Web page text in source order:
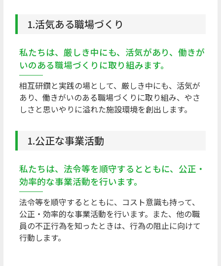
1.活気ある職場づくり
私たちは、厳しき中にも、活気があり、働きが
いのある職場づくりに取り組みます。
相互研鑽と実践の場として、厳しき中にも、活気が
あり、働きがいのある職場づくりに取り組み、やさ
しさと思いやりに溢れた施設環境を創出します。
1.公正な事業活動
私たちは、法令等を順守するとともに、公正・
効率的な事業活動を行います。
法令等を順守するとともに、コスト意識も持って、
公正・効率的な事業活動を行います。また、他の職
員の不正行為を知ったときは、行為の阻止に向けて
行動します。